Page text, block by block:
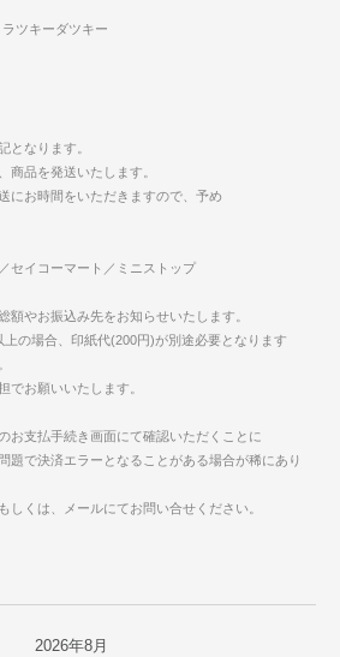
ツキーダツキー
となります。
商品を発送いたします。
にお時間をいただきますので、予め
セイコーマート／ミニストップ
やお振込み先をお知らせいたします。
の場合、印紙代(200円)が別途必要となります
お願いいたします。
お支払手続き画面にて確認いただくことに
で決済エラーとなることがある場合が稀にあり
くは、メールにてお問い合せください。
2026年8月